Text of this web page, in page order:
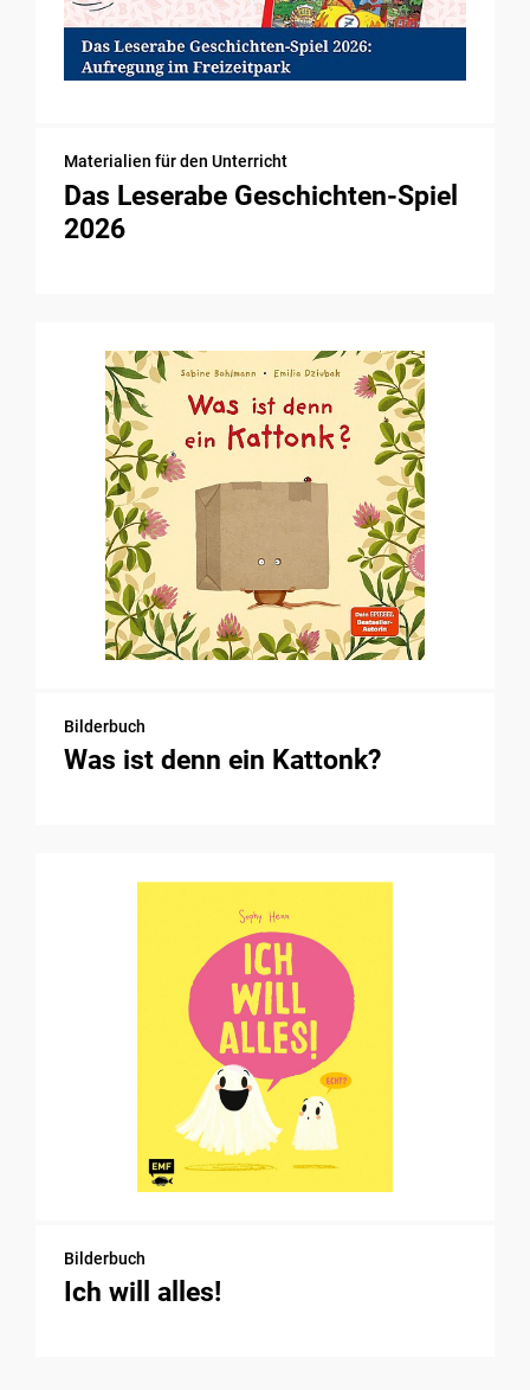
Materialien für den Unterricht
Das Leserabe Geschichten-Spiel
2026
Bilderbuch
Was ist denn ein Kattonk?
Bilderbuch
Ich will alles!